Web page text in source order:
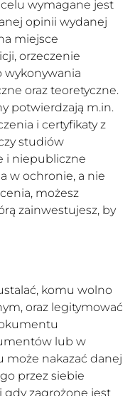
wymagane jest
opinii wydanej
miejsce
orzeczenie
wykonywania
oraz teoretyczne.
potwierdzają m.in.
i certyfikaty z
studiów
i niepubliczne
w ochronie, a nie
możesz
zainwestujesz, by
komu wolno
oraz legitymować
lub w
może nakazać danej
przez siebie
gdy zagrożone jest